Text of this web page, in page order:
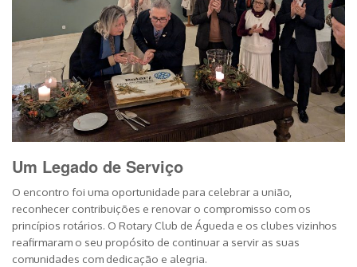
Um Legado de Serviço
O encontro foi uma oportunidade para celebrar a união,
reconhecer contribuições e renovar o compromisso com os
princípios rotários. O Rotary Club de Águeda e os clubes vizinhos
reafirmaram o seu propósito de continuar a servir as suas
comunidades com dedicação e alegria.